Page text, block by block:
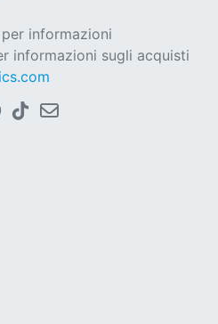
informazioni
informazioni sugli acquisti